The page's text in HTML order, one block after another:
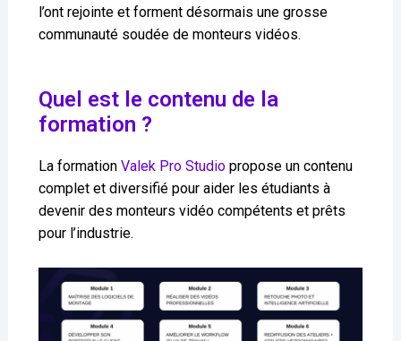
l’ont rejointe et forment désormais une grosse
communauté soudée de monteurs vidéos.
Quel est le contenu de la
formation ?
La formation Valek Pro Studiopropose un contenu
complet et diversifié pour aider les étudiants à
devenir des monteurs vidéo compétents et prêts
pour l’industrie.